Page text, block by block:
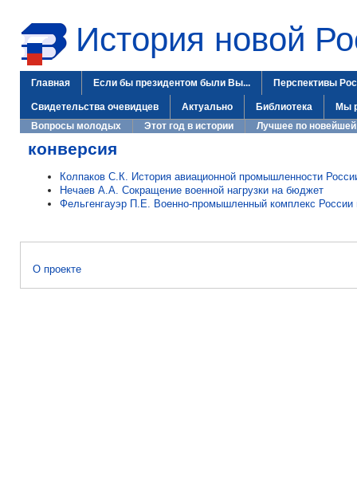
История новой
Главная Если бы президентом были Вы... Перспективы
Свидетельства очевидцев Актуально Библиотека
Мы
Вопросы молодых
Этот год в истории Лучшее по новейшей
конверсия
Колпаков С.К. История авиационной промышленности
Нечаев А.А. Сокращение военной нагрузки на бюджет
Фельгенгауэр П.Е. Военно-промышленный комплекс России
О проекте